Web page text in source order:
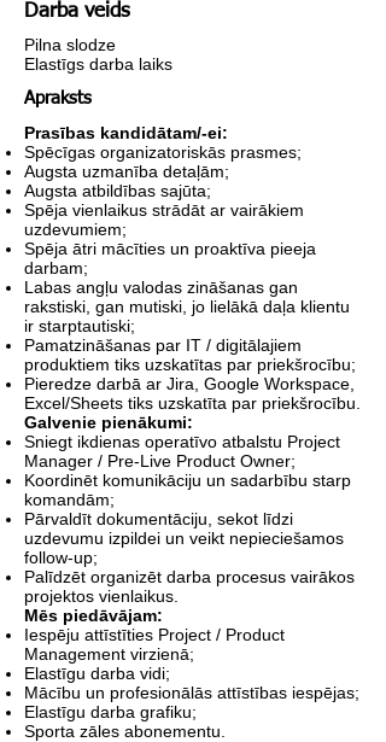
Darba veids
Pilna slodze
Elastīgs darba laiks
Apraksts
Prasības kandidātam/-ei:
Spēcīgas organizatoriskās prasmes;
Augsta uzmanība detaļām;
Augsta atbildības sajūta;
Spēja vienlaikus strādāt ar vairākiem
uzdevumiem;
Spēja ātri mācīties un proaktīva pieeja
darbam;
Labas angļu valodas zināšanas gan
rakstiski, gan mutiski, jo lielākā daļa klientu
ir starptautiski;
Pamatzināšanas par IT / digitālajiem
produktiem tiks uzskatītas par priekšrocību;
Pieredze darbā ar Jira, Google Workspace,
Excel/Sheets tiks uzskatīta par priekšrocību.
Galvenie pienākumi:
Sniegt ikdienas operatīvo atbalstu Project
Manager / Pre-Live Product Owner;
Koordinēt komunikāciju un sadarbību starp
komandām;
Pārvaldīt dokumentāciju, sekot līdzi
uzdevumu izpildei un veikt nepieciešamos
follow-up;
Palīdzēt organizēt darba procesus vairākos
projektos vienlaikus.
Mēs piedāvājam:
Iespēju attīstīties Project / Product
Management virzienā;
Elastīgu darba vidi;
Mācību un profesionālās attīstības iespējas;
Elastīgu darba grafiku;
Sporta zāles abonementu.